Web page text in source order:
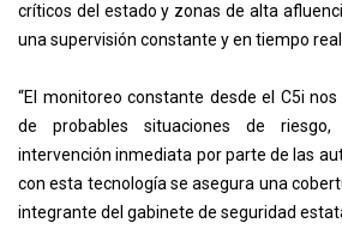
críticos del estado y zonas de alta
una supervisión constante y en tiempo real.
“El monitoreo constante desde el C5i
de probables situaciones de
intervención inmediata por parte de las
con esta tecnología se asegura una
integrante del gabinete de seguridad